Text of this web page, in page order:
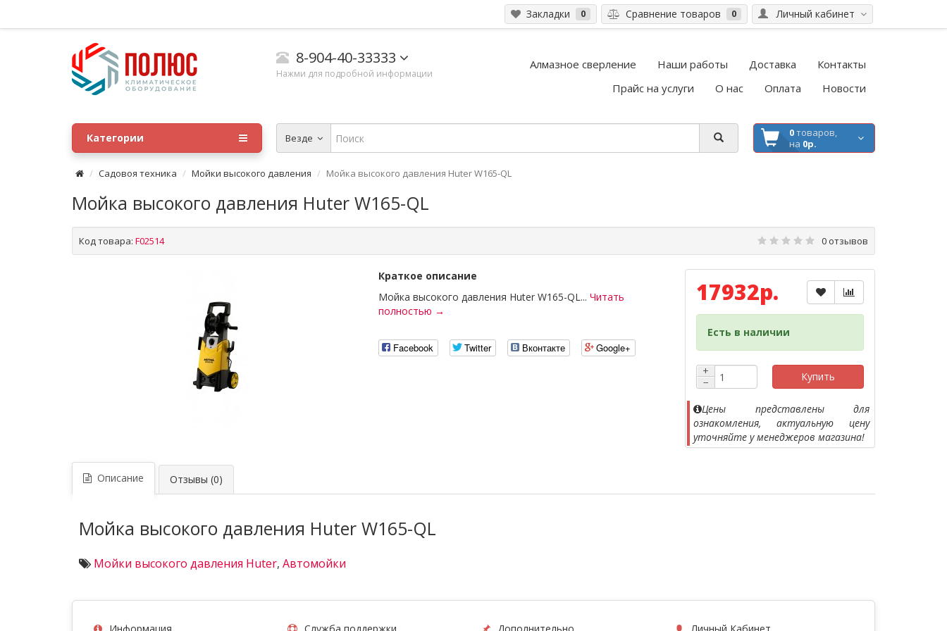
Личный кабинет
Закладки 0 Сравнение товаров 0
8-904-40-33333
Нажми для подробной информации
Алмазное сверление Наши работы Доставка
Контакты
Прайс на услуги
О нас Оплата Новости
Везде 0товаров,
на 0р.
Категории
Садовоя техника Мойки высокого давления Мойка высокого давления Huter W165-QL
Мойка высокого давления Huter W165-QL
Код товара: F02514 0 отзывов
Краткое описание
Мойка высокого давления Huter W165-QL... Читать
полностью →
Facebook Twitter Вконтакте Google+
17932р.
Есть в наличии
+
−
Купить
Цены представлены для
ознакомления, актуальную цену
уточняйте у менеджеров магазина!
Описание Отзывы (0)
Мойка высокого давления Huter W165-QL
Мойки высокого давления Huter, Автомойки